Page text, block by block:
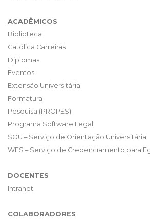
ACADÊMICOS
Biblioteca
Católica Carreiras
Diplomas
Eventos
Extensão Universitária
Formatura
Pesquisa (PROPES)
Programa Software Legal
SOU – Serviço de Orientação Universitária
WES – Serviço de Credenciamento para
DOCENTES
Intranet
COLABORADORES